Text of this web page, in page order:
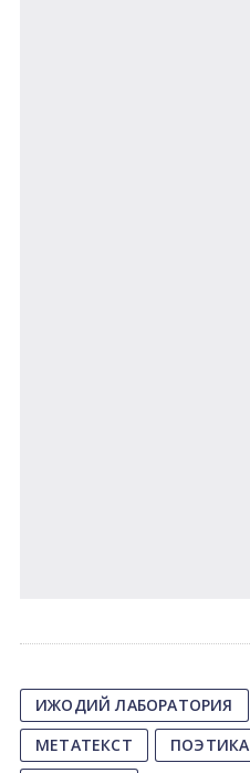
ИЖОДИЙ ЛАБОРАТОРИЯ
МЕТАТЕКСТ
ПОЭТИКА